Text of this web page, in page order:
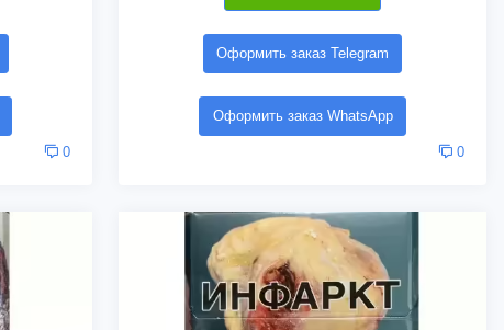
0
Оформить заказ Telegram
Оформить заказ WhatsApp
0